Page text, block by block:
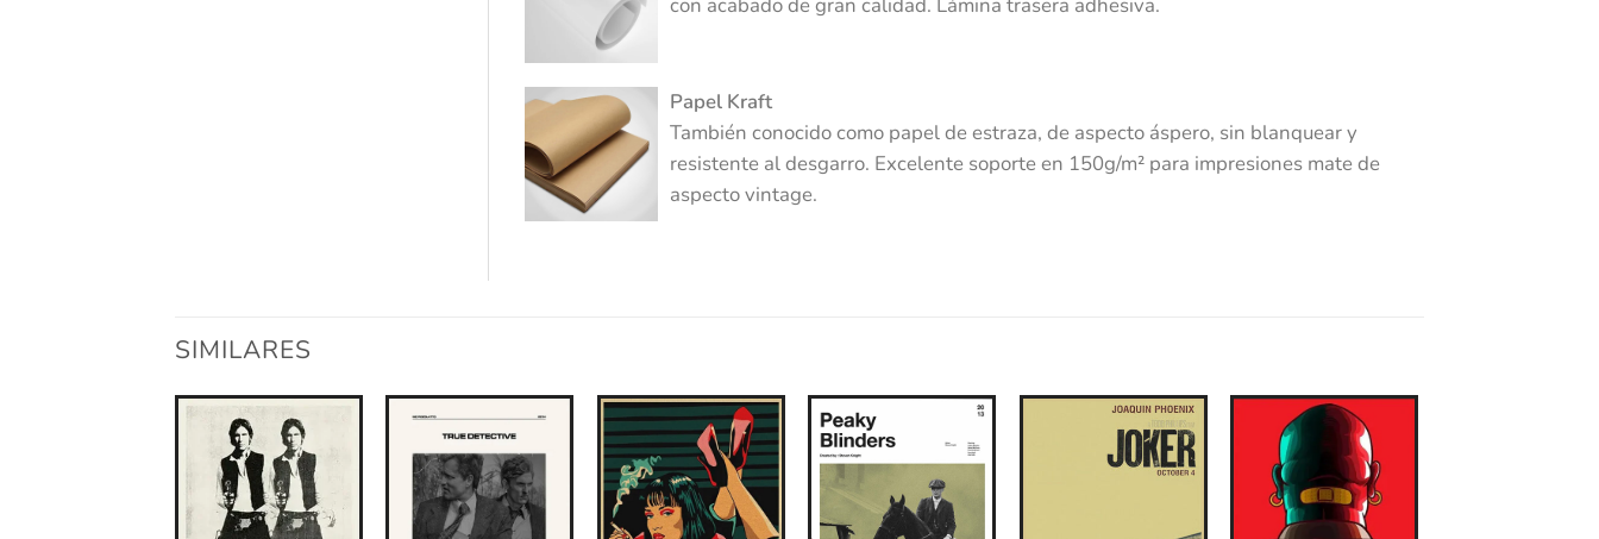
Papel Kraft
También conocido como papel de estraza, de aspecto áspero, sin blanquear y
resistente al desgarro. Excelente soporte en 150g/m² para impresiones mate de
aspecto vintage.
SIMILARES